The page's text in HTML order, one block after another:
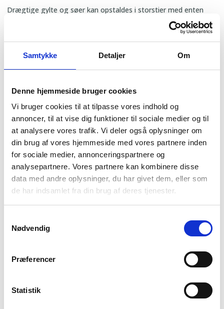
Samtykke Detaljer Om
Denne hjemmeside bruger cookies
Vi bruger cookies til at tilpasse vores indhold og
annoncer, til at vise dig funktioner til sociale medier og til
at analysere vores trafik. Vi deler også oplysninger om
din brug af vores hjemmeside med vores partnere inden
for sociale medier, annonceringspartnere og
analysepartnere. Vores partnere kan kombinere disse
data med andre oplysninger, du har givet dem, eller som
de har indsamlet fra din brug af deres tjenester.
Nødvendig
Præferencer
Statistik
Drægtige gylte og søer kan opstaldes i storstier med enten
våd- eller tørfodring. Stierne dimensioneres efter antallet af dyr
og indrettes med et lejeareal og et gødeareal. Stier til
tørfodring kan indrettes til gulvfodring på det faste gulv, eller
so. Stier til vådfodring kan indrettes med dobbeltkrybbe per to
stier eller med en enkeltkrybbe i hver sti.
opretholde god hvileadfærd og tilgodese sociale interaktioner
mellem dyrene.
Elektronisk So Fodring -
Transponder
Drægtighedsstalden kan indrettes med elektronisk sofodring
(ESF) til gylte og søer i enten dynamiske eller stabile grupper.
Stierne i en ESF-stald dimensioneres efter antallet af søer og
gylte og indrettes med et veldefineret lejeareal og
gødeareal. Lejearealet kan indrettes med lave liggevægge for
bedre flugtveje under rangkampe. Ligeledes kan der i
gødeområdet opstilles vægge, der kan medvirke til en bedre
fastmonterede skillerum eller vha. fleksible lågeløsninger.
Ornelåger